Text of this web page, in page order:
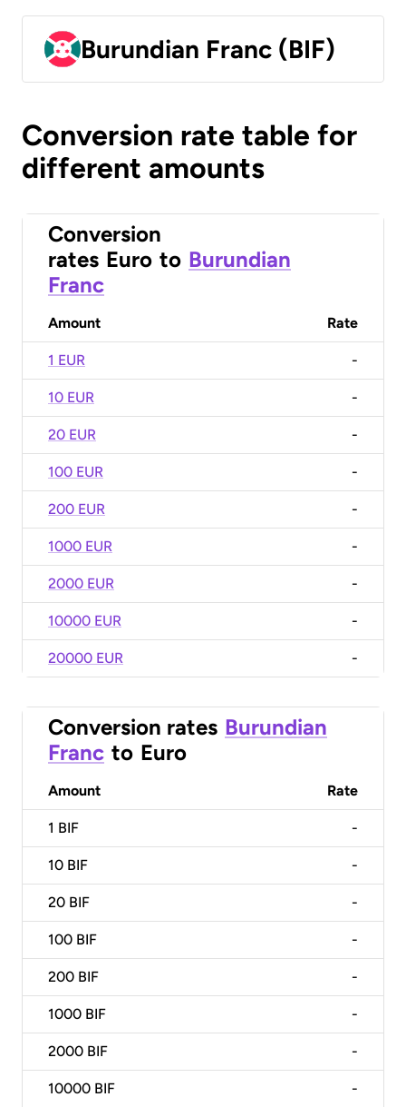
Burundian Franc (BIF)
Conversion rate table for
different amounts
Conversion
rates Euro to Burundian
Franc
Amount Rate
1 EUR -
10 EUR -
20 EUR -
100 EUR -
200 EUR -
1000 EUR -
2000 EUR -
10000 EUR -
20000 EUR -
Conversion rates Burundian
Franc to Euro
Amount Rate
1 BIF -
10 BIF -
20 BIF -
100 BIF -
200 BIF -
1000 BIF -
2000 BIF -
10000 BIF -